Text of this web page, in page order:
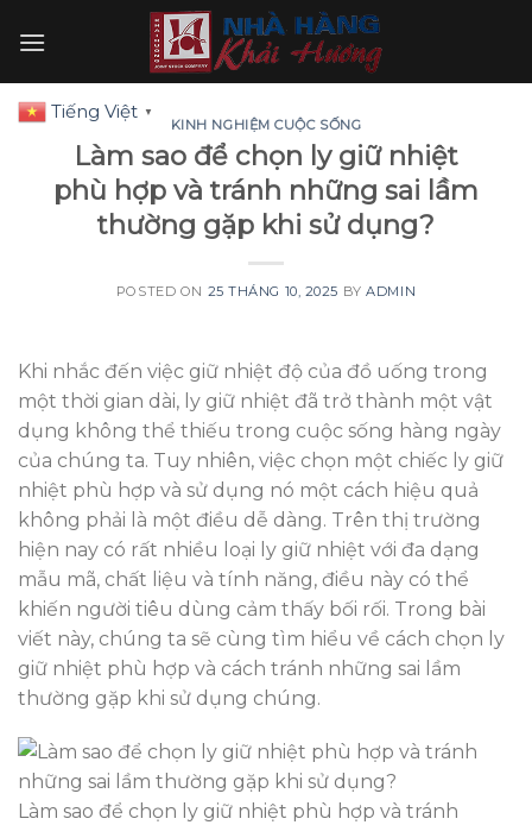
KINH NGHIỆM CUỘC SỐNG
Làm sao để chọn ly giữ nhiệt
phù hợp và tránh những sai lầm
thường gặp khi sử dụng?
POSTED ON 25 THÁNG 10, 2025 BYADMIN
Khi nhắc đến việc giữ nhiệt độ của đồ uống trong
một thời gian dài, ly giữ nhiệt đã trở thành một vật
dụng không thể thiếu trong cuộc sống hàng ngày
của chúng ta. Tuy nhiên, việc chọn một chiếc ly giữ
nhiệt phù hợp và sử dụng nó một cách hiệu quả
không phải là một điều dễ dàng. Trên thị trường
hiện nay có rất nhiều loại ly giữ nhiệt với đa dạng
mẫu mã, chất liệu và tính năng, điều này có thể
khiến người tiêu dùng cảm thấy bối rối. Trong bài
viết này, chúng ta sẽ cùng tìm hiểu về cách chọn ly
giữ nhiệt phù hợp và cách tránh những sai lầm
thường gặp khi sử dụng chúng.
Làm sao để chọn ly giữ nhiệt phù hợp và tránh
Tiếng Việt ▼